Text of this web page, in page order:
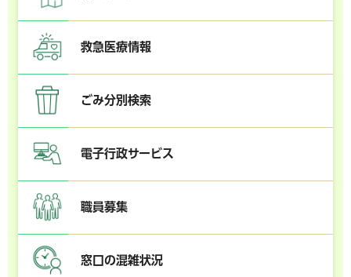
救急医療情報
ごみ分別検索
電子行政サービス
職員募集
窓口の混雑状況